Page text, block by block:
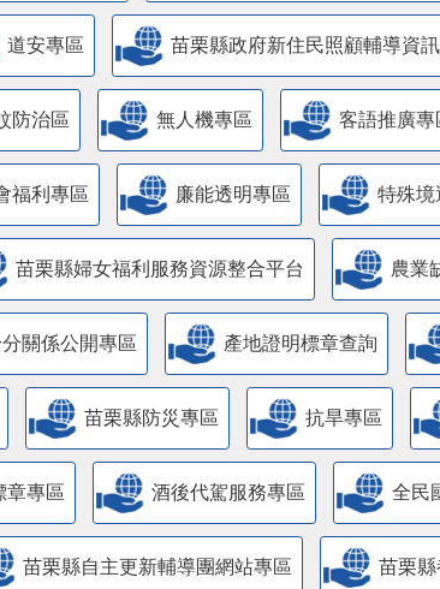
道安專區 苗栗縣政府新住民照顧輔導資
防治區 無人機專區 客語推廣專
福利專區 廉能透明專區 特殊境
苗栗縣婦女福利服務資源整合平台 農業
關係公開專區 產地證明標章查詢
苗栗縣防災專區 抗旱專區
章專區 酒後代駕服務專區 全民
苗栗縣自主更新輔導團網站專區 苗栗